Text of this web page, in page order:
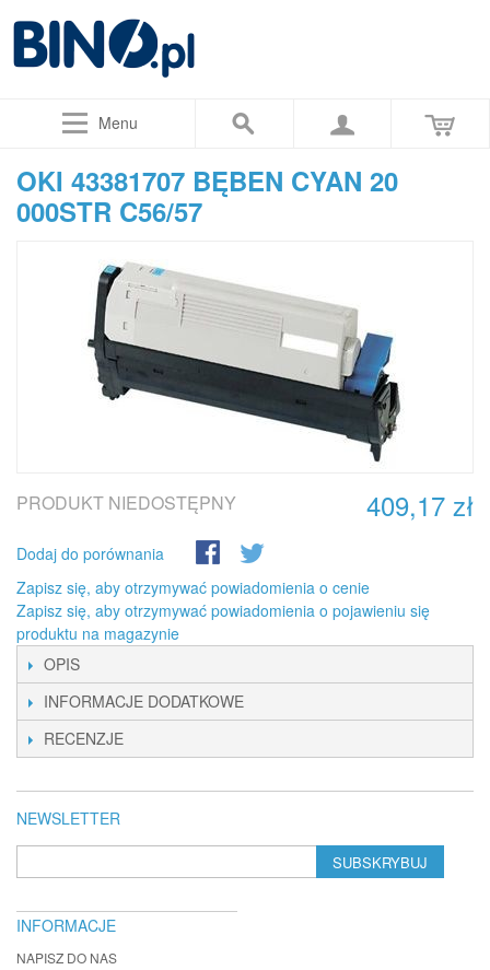
Menu
OKI 43381707 BĘBEN CYAN 20
000STR C56/57
409,17 zł
PRODUKT NIEDOSTĘPNY
Dodaj do porównania
Zapisz się, aby otrzymywać powiadomienia o cenie
Zapisz się, aby otrzymywać powiadomienia o pojawieniu się
produktu na magazynie
OPIS
INFORMACJE DODATKOWE
RECENZJE
NEWSLETTER
SUBSKRYBUJ
INFORMACJE
NAPISZ DO NAS